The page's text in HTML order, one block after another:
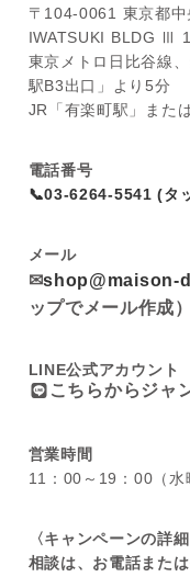
〒104-0061 東京都中
IWATSUKI BLDG Ⅲ
東京メトロ日比谷線
駅B3出口」より5分
JR「有楽町駅」また
電話番号
📞03-6264-5541 (タ
メール
✉shop@maison-
ップでメール作成）
LINE公式アカウント
こちらからジャ
営業時間
11：00～19：00（水
〈キャンペーンの詳
相談は、お電話また